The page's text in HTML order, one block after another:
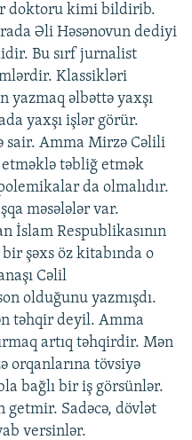
doktoru kimi bildirib.
Əli Həsənovun dediyi
Bu sırf jurnalist
Klassikləri
yazmaq əlbəttə yaxşı
yaxşı işlər görür.
sair. Amma Mirzə Cəlili
etməklə təbliğ etmək
da olmalıdır.
məsələlər var.
İslam Respublikasının
şəxs öz kitabında o
Cəlil
olduğunu yazmışdı.
təhqir deyil. Amma
artıq təhqirdir. Mən
orqanlarına tövsiyə
bağlı bir iş görsünlər.
getmir. Sadəcə, dövlət
versinlər.